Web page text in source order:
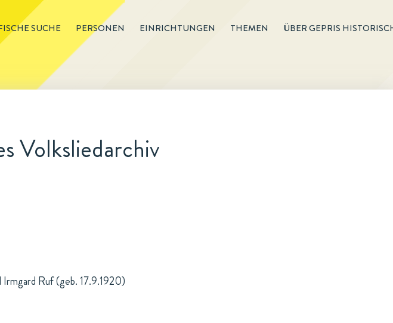
SUCHE PERSONEN EINRICHTUNGEN THEMEN ÜBER GEPRIS
Volksliedarchiv
Ruf (geb. 17.9.1920)